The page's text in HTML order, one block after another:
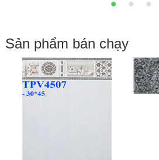
Sản phẩm bán chạy